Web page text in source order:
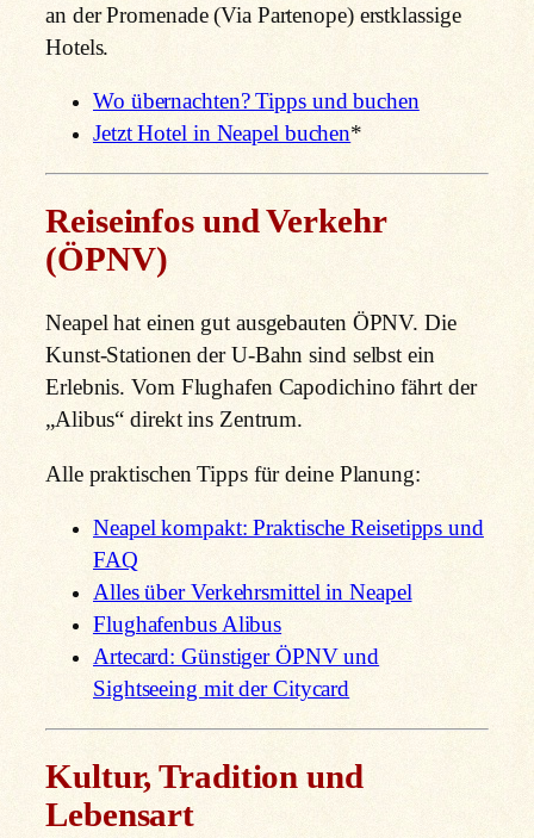
an der Promenade (Via Partenope) erstklassige
Hotels.
Wo übernachten? Tipps und buchen
Jetzt Hotel in Neapel buchen*
Reiseinfos und Verkehr
(ÖPNV)
Neapel hat einen gut ausgebauten ÖPNV. Die
Kunst-Stationen der U-Bahn sind selbst ein
Erlebnis. Vom Flughafen Capodichino fährt der
„Alibus“ direkt ins Zentrum.
Alle praktischen Tipps für deine Planung:
Neapel kompakt: Praktische Reisetipps und
FAQ
Alles über Verkehrsmittel in Neapel
Flughafenbus Alibus
Artecard: Günstiger ÖPNV und
Sightseeing mit der Citycard
Kultur, Tradition und
Lebensart